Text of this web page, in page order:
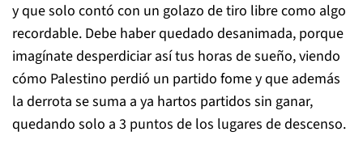
y que solo contó con un golazo de tiro libre como algo
recordable. Debe haber quedado desanimada, porque
imagínate desperdiciar así tus horas de sueño, viendo
cómo Palestino perdió un partido fome y que además
la derrota se suma a ya hartos partidos sin ganar,
quedando solo a 3 puntos de los lugares de descenso.